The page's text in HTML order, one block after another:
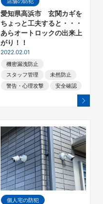
愛知県高浜市 玄関カギを
ちょっと工夫すると・・・
あらオートロックの出来上
がり！！
2022.02.01
機密漏洩防止
スタッフ管理
未然防止
警告・心理攻撃
安全確認
個人宅の防犯